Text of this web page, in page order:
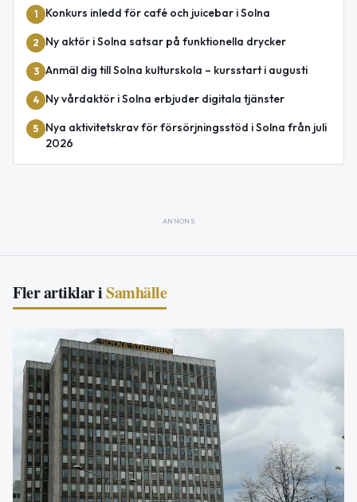
1 Konkurs inledd för café och juicebar i Solna
2 Ny aktör i Solna satsar på funktionella drycker
3 Anmäl dig till Solna kulturskola – kursstart i augusti
4 Ny vårdaktör i Solna erbjuder digitala tjänster
5
Nya aktivitetskrav för försörjningsstöd i Solna från juli
2026
ANNONS
Fler artiklar iSamhälle